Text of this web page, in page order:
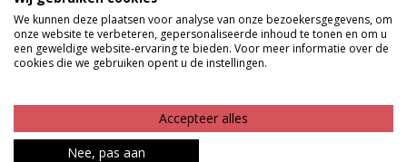
elke dag kunt dragen.
Product kenmerken
MAAK JE LOOK COMPLEET
We kunnen deze plaatsen voor analyse van onze bezoekersgegevens, om
onze website te verbeteren, gepersonaliseerde inhoud te tonen en om u
een geweldige website-ervaring te bieden. Voor meer informatie over de
cookies die we gebruiken opent u de instellingen.
Accepteer alles
Nee, pas aan